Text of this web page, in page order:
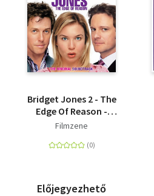
Bridget Jones 2 - The
Edge Of Reason -
Mindjárt megőrülök -
Filmzene
Előjegyezhető